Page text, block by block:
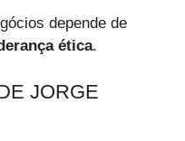
depende de
ética.
JORGE